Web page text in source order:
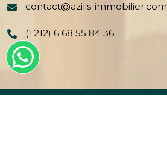
contact@azilis-immobilier.com
(+212) 6 68 55 84 36